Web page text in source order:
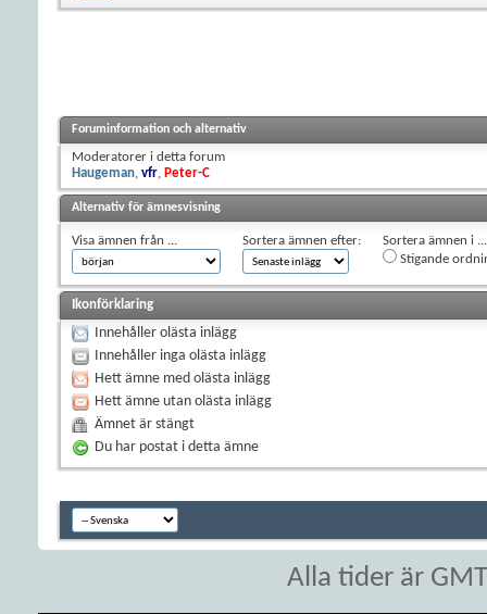
Foruminformation och alternativ
Moderatorer i detta forum
Haugeman, vfr, Peter-C
Alternativ för ämnesvisning
Visa ämnen från ... Sortera ämnen efter:
Sortera ämnen i ...
Stigande
Ikonförklaring
Innehåller olästa inlägg
Innehåller inga olästa inlägg
Hett ämne med olästa inlägg
Hett ämne utan olästa inlägg
Ämnet är stängt
Du har postat i detta ämne
Alla tider är